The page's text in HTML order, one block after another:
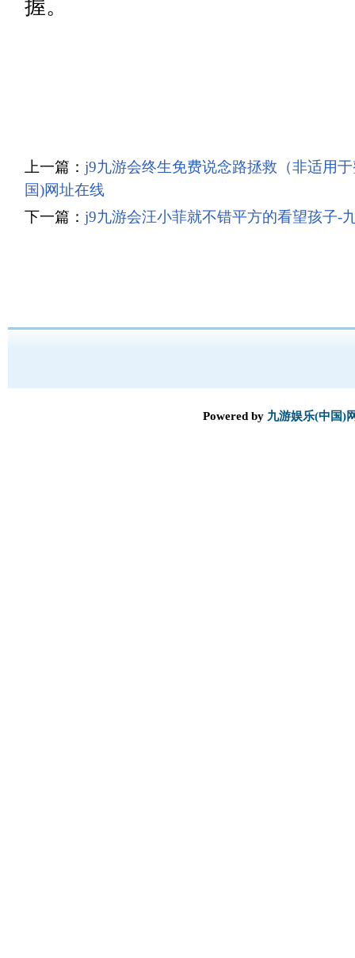
握。
上一篇： j9九游会终生免费说念路拯救（非适用
国)网址在线
下一篇： j9九游会汪小菲就不错平方的看望孩子-
Powered by 九游娱乐(中国)